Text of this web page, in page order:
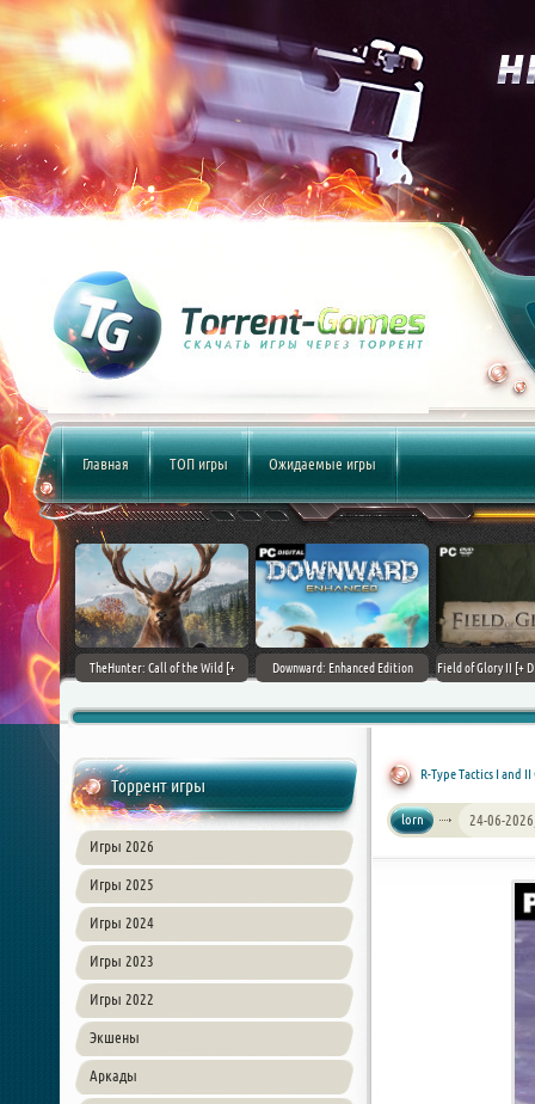
Главная ТОП игры Ожидаемые игры
(2017)
TheHunter: Call of the Wild [+
Downward: Enhanced Edition
Field of Glory II [+
Торрент игры
Игры 2026
Игры 2025
Игры 2024
Игры 2023
Игры 2022
Экшены
Аркады
R-Type Tactics I and
lorn 24-06-